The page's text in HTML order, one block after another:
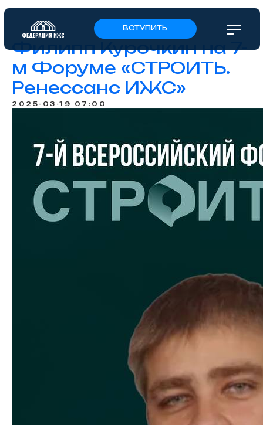
ВСТУПИТЬ
Филипп Курочкин на 7-
м Форуме «СТРОИТЬ.
Ренессанс ИЖС»
2025-03-19 07:00